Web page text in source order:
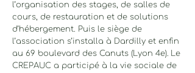
l’organisation des stages, de salles de
cours, de restauration et de solutions
d’hébergement. Puis le siège de
l’association s’installa à Dardilly et enfin
au 69 boulevard des Canuts (Lyon 4e). Le
CREPAUC a participé à la vie sociale de